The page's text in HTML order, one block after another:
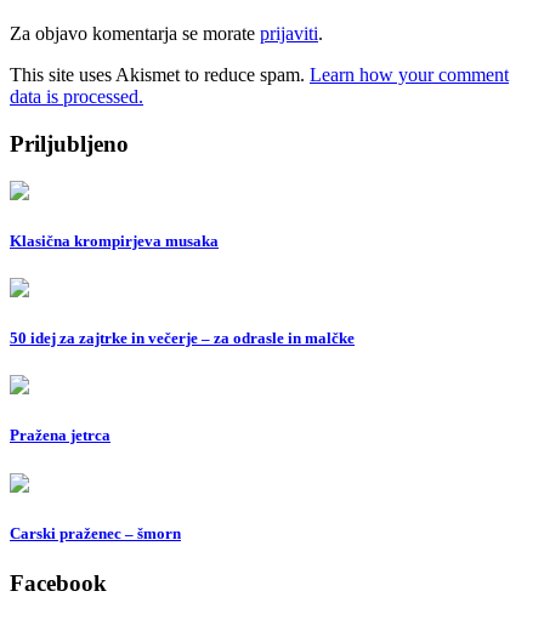
Za objavo komentarja se morate prijaviti.
This site uses Akismet to reduce spam. Learn how your comment
data is processed.
Priljubljeno
Klasična krompirjeva musaka
50 idej za zajtrke in večerje – za odrasle in malčke
Pražena jetrca
Carski praženec – šmorn
Facebook